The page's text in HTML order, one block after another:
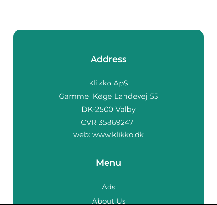
Address
web: www.klikko.dk
Menu
Ads
About Us